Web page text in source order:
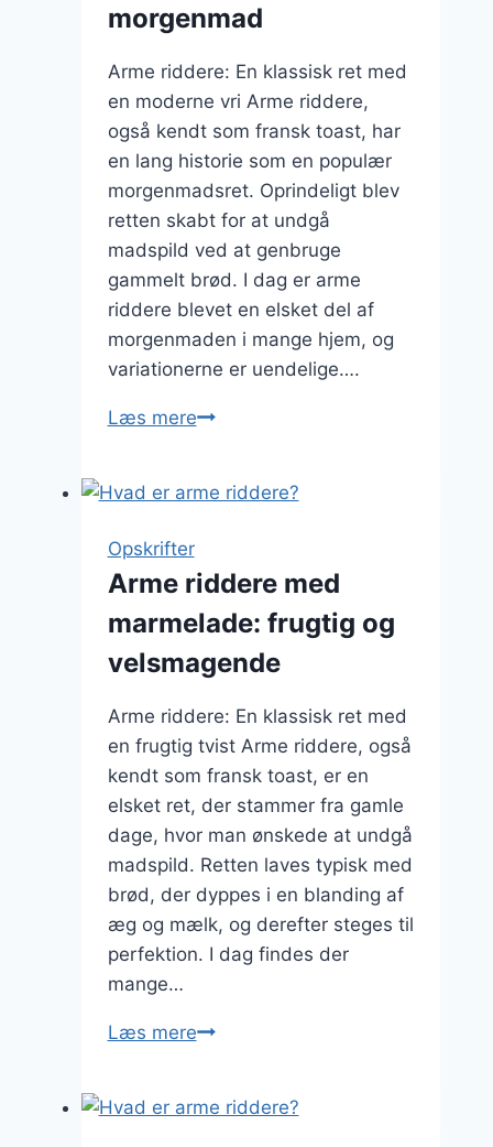
morgenmad
Arme riddere: En klassisk ret med
en moderne vri Arme riddere,
også kendt som fransk toast, har
en lang historie som en populær
morgenmadsret. Oprindeligt blev
retten skabt for at undgå
madspild ved at genbruge
gammelt brød. I dag er arme
riddere blevet en elsket del af
morgenmaden i mange hjem, og
variationerne er uendelige….
Læs mereArme
æg:
variation
til
morgenmad
Opskrifter
Arme riddere med
marmelade: frugtig og
velsmagende
Arme riddere: En klassisk ret med
en frugtig tvist Arme riddere, også
kendt som fransk toast, er en
elsket ret, der stammer fra gamle
dage, hvor man ønskede at undgå
madspild. Retten laves typisk med
brød, der dyppes i en blanding af
æg og mælk, og derefter steges til
perfektion. I dag findes der
mange…
Læs mereArme
marmelade: